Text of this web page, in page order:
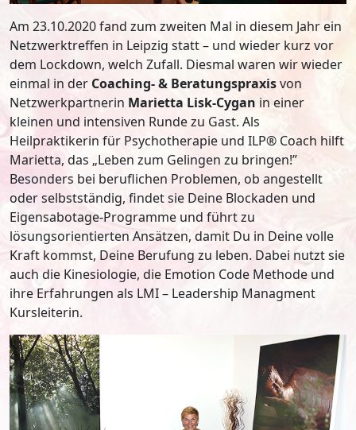
Am 23.10.2020 fand zum zweiten Mal in diesem Jahr ein
Netzwerktreffen in Leipzig statt – und wieder kurz vor
dem Lockdown, welch Zufall. Diesmal waren wir wieder
einmal in der Coaching- & Beratungspraxisvon
Netzwerkpartnerin Marietta Lisk-Cygan in einer
kleinen und intensiven Runde zu Gast. Als
Heilpraktikerin für Psychotherapie und ILP® Coach hilft
Marietta, das „Leben zum Gelingen zu bringen!”
Besonders bei beruflichen Problemen, ob angestellt
oder selbstständig, findet sie Deine Blockaden und
Eigensabotage-Programme und führt zu
lösungsorientierten Ansätzen, damit Du in Deine volle
Kraft kommst, Deine Berufung zu leben. Dabei nutzt sie
auch die Kinesiologie, die Emotion Code Methode und
ihre Erfahrungen als LMI – Leadership Managment
Kursleiterin.